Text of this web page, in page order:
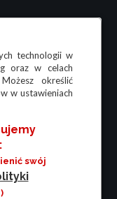
technologii w
oraz w celach
określić
w ustawieniach
swój
)